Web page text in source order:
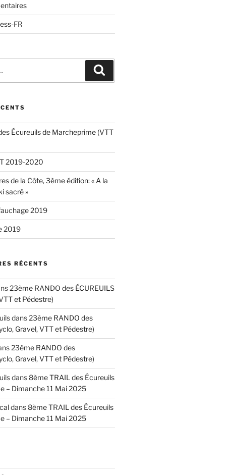
FR
Écureuils de Marcheprime (VTT
2019-2020
de la Côte, 3ème édition: « A la
sacré »
2019
2019
RÉCENTS
23ème RANDO des ÉCUREUILS
et Pédestre)
dans23ème RANDO des
Gravel, VTT et Pédestre)
23ème RANDO des
Gravel, VTT et Pédestre)
dans8ème TRAIL des Écureuils
– Dimanche 11 Mai 2025
dans8ème TRAIL des Écureuils
– Dimanche 11 Mai 2025